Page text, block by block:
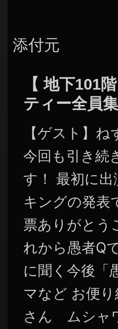
添付元
【 地下101
ティー全員
【ゲスト】
今回も引き続
す！ 最初に
キングの発表
票ありがと
れから愚者Q
に聞く今後「
マなど お便
さん ムシャ